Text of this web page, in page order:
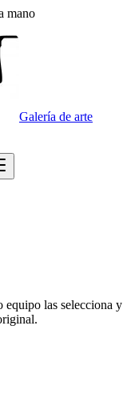
mano
Galería de arte
equipo las selecciona y